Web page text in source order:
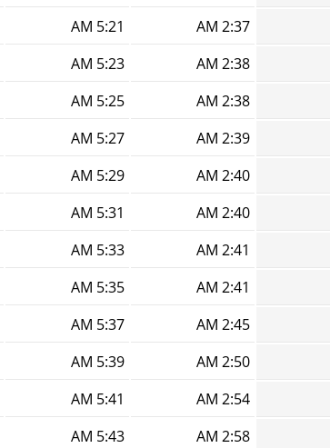
2:37 AM
5:21 AM
2:38 AM
5:23 AM
2:38 AM
5:25 AM
2:39 AM
5:27 AM
2:40 AM
5:29 AM
2:40 AM
5:31 AM
2:41 AM
5:33 AM
2:41 AM
5:35 AM
2:45 AM
5:37 AM
2:50 AM
5:39 AM
2:54 AM
5:41 AM
2:58 AM
5:43 AM